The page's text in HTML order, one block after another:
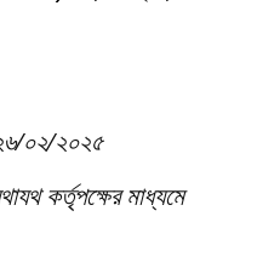
০২/২০২৫
কর্তৃপক্ষের মাধ্যমে